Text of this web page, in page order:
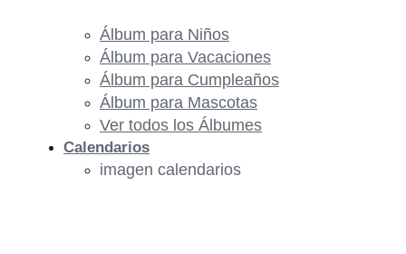
Álbum para Niños
Álbum para Vacaciones
Álbum para Cumpleaños
Álbum para Mascotas
Ver todos los Álbumes
Calendarios
imagen calendarios